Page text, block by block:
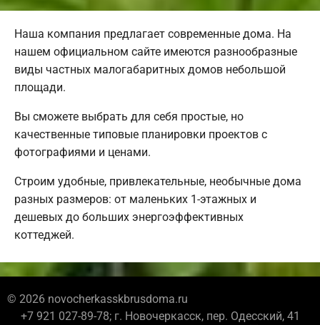
Наша компания предлагает современные дома. На
нашем официальном сайте имеются разнообразные
виды частных малогабаритных домов небольшой
площади.
Вы сможете выбрать для себя простые, но
качественные типовые планировки проектов с
фотографиями и ценами.
Строим удобные, привлекательные, необычные дома
разных размеров: от маленьких 1-этажных и
дешевых до больших энергоэффективных
коттеджей.
© 2026 novocherkasskbrusdoma.ru
+7 921 027-89-78; г. Новочеркасск, пер. Одесский, 41